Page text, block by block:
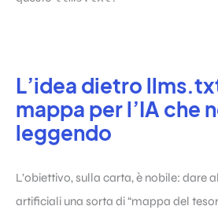
L’idea dietro
mappa per l’IA che
leggendo
L’obiettivo, sulla carta, è nobile: dare
artificiali una sorta di “mappa del